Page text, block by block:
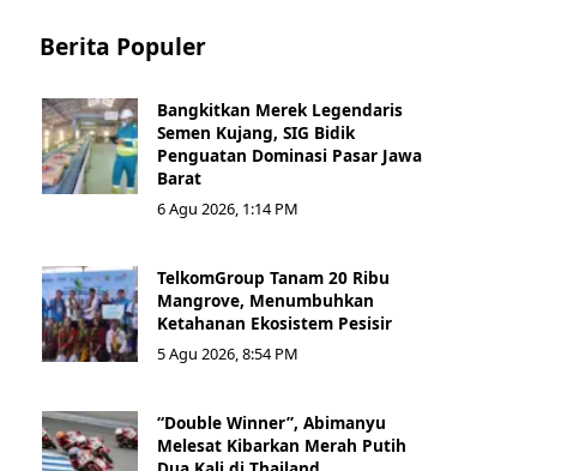
Berita Populer
Bangkitkan Merek Legendaris
Semen Kujang, SIG Bidik
Penguatan Dominasi Pasar Jawa
Barat
6 Agu 2026, 1:14 PM
TelkomGroup Tanam 20 Ribu
Mangrove, Menumbuhkan
Ketahanan Ekosistem Pesisir
5 Agu 2026, 8:54 PM
“Double Winner”, Abimanyu
Melesat Kibarkan Merah Putih